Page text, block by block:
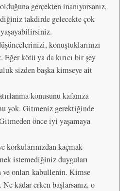
gerçekten inanıyorsanız,
takdirde gelecekte çok
konuştuklarınızı
kötü ya da kırıcı bir şey
sizden başka kimseye ait
konusunu kafanıza
yok. Gitmeniz gerektiğinde
önce iyi yaşamaya
korkularınızdan kaçmak
istemediğiniz duyguları
onları kabullenin. Kimse
kadar erken başlarsanız, o